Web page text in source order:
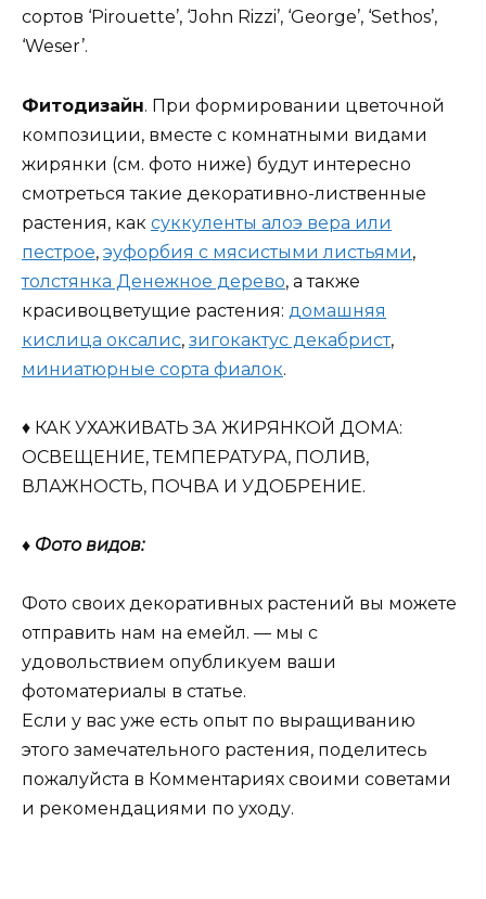
сортов ‘Pirouette’, ‘John Rizzi’, ‘George’, ‘Sethos’,
‘Weser’.
Фитодизайн. При формировании цветочной
композиции, вместе с комнатными видами
жирянки (см. фото ниже) будут интересно
смотреться такие декоративно-лиственные
растения, как суккуленты алоэ вера или
пестрое, эуфорбия с мясистыми листьями,
толстянка Денежное дерево, а также
красивоцветущие растения: домашняя
кислица оксалис, зигокактус декабрист,
миниатюрные сорта фиалок.
♦ КАК УХАЖИВАТЬ ЗА ЖИРЯНКОЙ ДОМА:
ОСВЕЩЕНИЕ, ТЕМПЕРАТУРА, ПОЛИВ,
ВЛАЖНОСТЬ, ПОЧВА И УДОБРЕНИЕ.
♦ Фото видов:
Фото своих декоративных растений вы можете
отправить нам на емейл. — мы с
удовольствием опубликуем ваши
фотоматериалы в статье.
Если у вас уже есть опыт по выращиванию
этого замечательного растения, поделитесь
пожалуйста в Комментариях своими советами
и рекомендациями по уходу.